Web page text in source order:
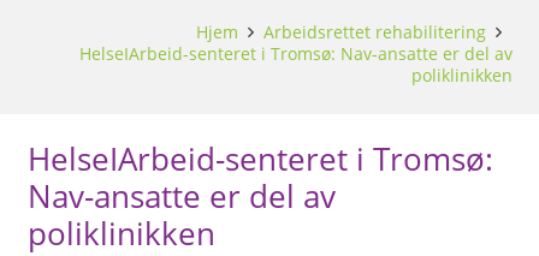
Hjem
Arbeidsrettet rehabilitering
HelseIArbeid-senteret i Tromsø: Nav-ansatte er del av
poliklinikken
HelseIArbeid-senteret i Tromsø:
Nav-ansatte er del av
poliklinikken